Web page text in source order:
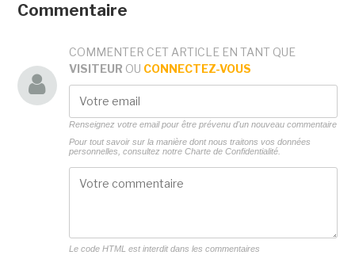
Commentaire
COMMENTER CET ARTICLE EN TANT QUE
VISITEUR OU CONNECTEZ-VOUS
Renseignez votre email pour être prévenu d'un nouveau commentaire
Pour tout savoir sur la manière dont nous traitons vos données
personnelles, consultez notre Charte de Confidentialité.
Le code HTML est interdit dans les commentaires